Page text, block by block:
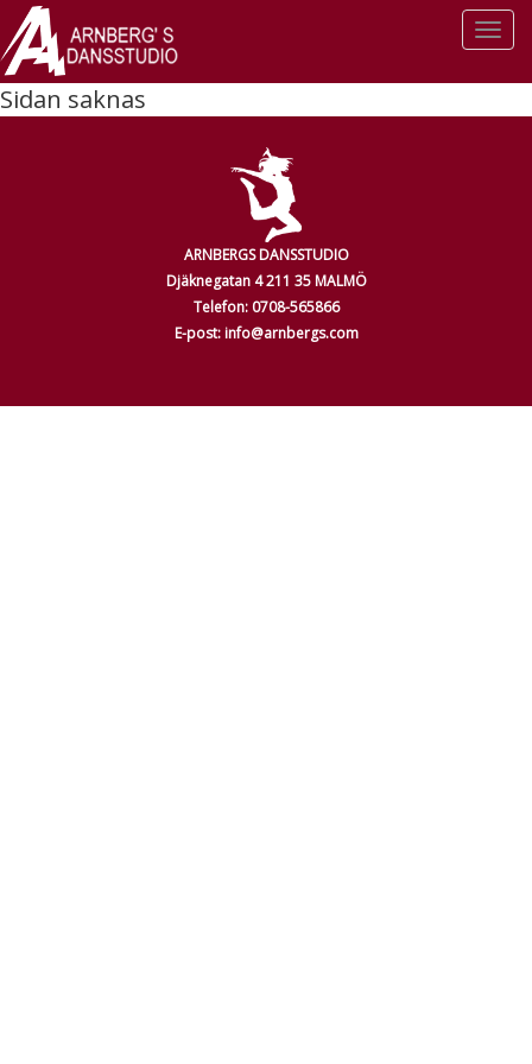
Sidan saknas
ARNBERGS DANSSTUDIO
Djäknegatan 4 211 35 MALMÖ
Telefon: 0708-565866
E-post: info@arnbergs.com